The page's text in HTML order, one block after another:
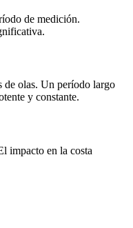
de medición.
de olas. Un período largo
y constante.
impacto en la costa